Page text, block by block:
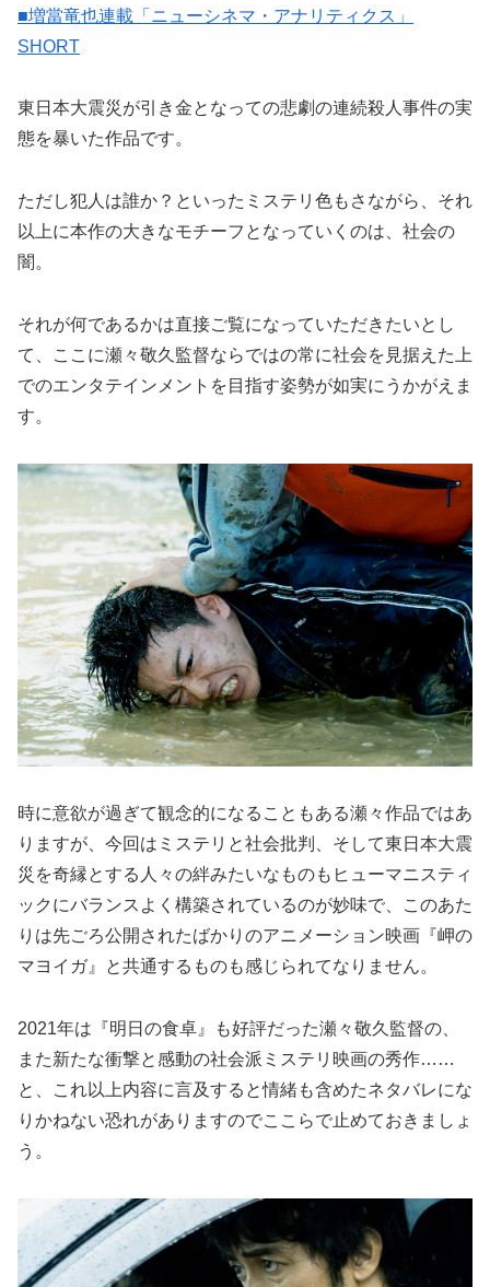
■増當竜也連載「ニューシネマ・アナリティクス」
SHORT
東日本大震災が引き金となっての悲劇の連続殺人事件の実
態を暴いた作品です。
ただし犯人は誰か？といったミステリ色もさながら、それ
以上に本作の大きなモチーフとなっていくのは、社会の
闇。
それが何であるかは直接ご覧になっていただきたいとし
て、ここに瀬々敬久監督ならではの常に社会を見据えた上
でのエンタテインメントを目指す姿勢が如実にうかがえま
す。
時に意欲が過ぎて観念的になることもある瀬々作品ではあ
りますが、今回はミステリと社会批判、そして東日本大震
災を奇縁とする人々の絆みたいなものもヒューマニスティ
ックにバランスよく構築されているのが妙味で、このあた
りは先ごろ公開されたばかりのアニメーション映画『岬の
マヨイガ』と共通するものも感じられてなりません。
2021年は『明日の食卓』も好評だった瀬々敬久監督の、
また新たな衝撃と感動の社会派ミステリ映画の秀作……
と、これ以上内容に言及すると情緒も含めたネタバレにな
りかねない恐れがありますのでここらで止めておきましょ
う。